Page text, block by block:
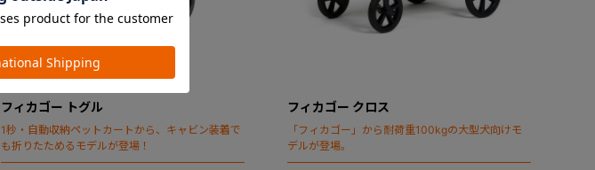
フィカゴー トグル
1秒・自動収納ペットカートから、キャビン装着で
も折りたためるモデルが登場！
フィカゴー クロス
「フィカゴー」から耐荷重100kgの大型犬向けモ
デルが登場。